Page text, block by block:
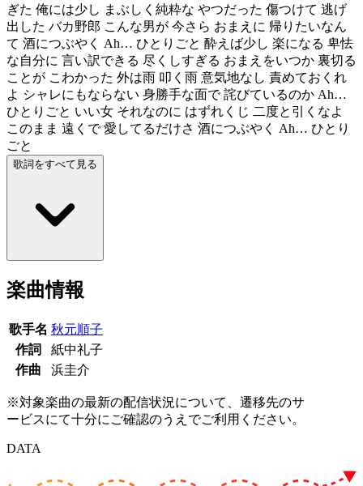
ぎた 俺には少し まぶしく純粋な やつだった 傷つけて 逃げ
出した バカ野郎 こんな男が 今さら おまえに 帰りたいなん
て 酒につぶやく Ah… ひとりごと 酔えば少し 楽になる 卑怯
な自分に 言い訳できる 尽くしすぎる おまえをいつか 裏切る
ことが こわかった 外は雨 叩く雨 意気地なし 責めておくれ
よ シャレにもならない 身勝手な面で 詫びているのか Ah…
ひとりごと いい女 それなのに はずれくじ 二度と引くなよ
このまま 遠くで 愛してるだけさ 酒につぶやく Ah… ひとり
ごと
歌詞をすべて見る
楽曲情報
歌手名 秋元順子
作詞
紙中礼子
作曲
浜圭介
※対象楽曲の最新の配信状況について、遷移先のサ
ービスにて十分にご確認のうえでご利用ください。
DATA